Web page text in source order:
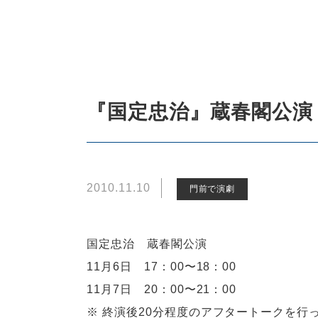
『国定忠治』蔵春閣公演
2010.11.10 門前で演劇
国定忠治 蔵春閣公演
11月6日 17：00〜18：00
11月7日 20：00〜21：00
※ 終演後20分程度のアフタートークを行